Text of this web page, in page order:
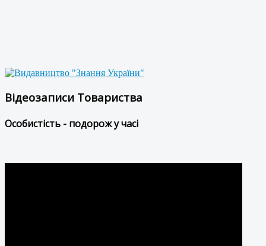
Відеозаписи Товариства
Особистість - подорож у часі